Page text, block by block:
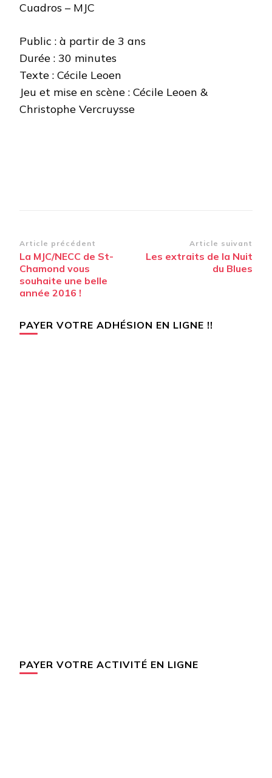
Cuadros – MJC
Public : à partir de 3 ans
Durée : 30 minutes
Texte : Cécile Leoen
Jeu et mise en scène : Cécile Leoen &
Christophe Vercruysse
Navigation
d’article
Article précédent
La MJC/NECC de St-
Chamond vous
souhaite une belle
année 2016 !
Article suivant
Les extraits de la Nuit
du Blues
PAYER VOTRE ADHÉSION EN LIGNE !!
PAYER VOTRE ACTIVITÉ EN LIGNE